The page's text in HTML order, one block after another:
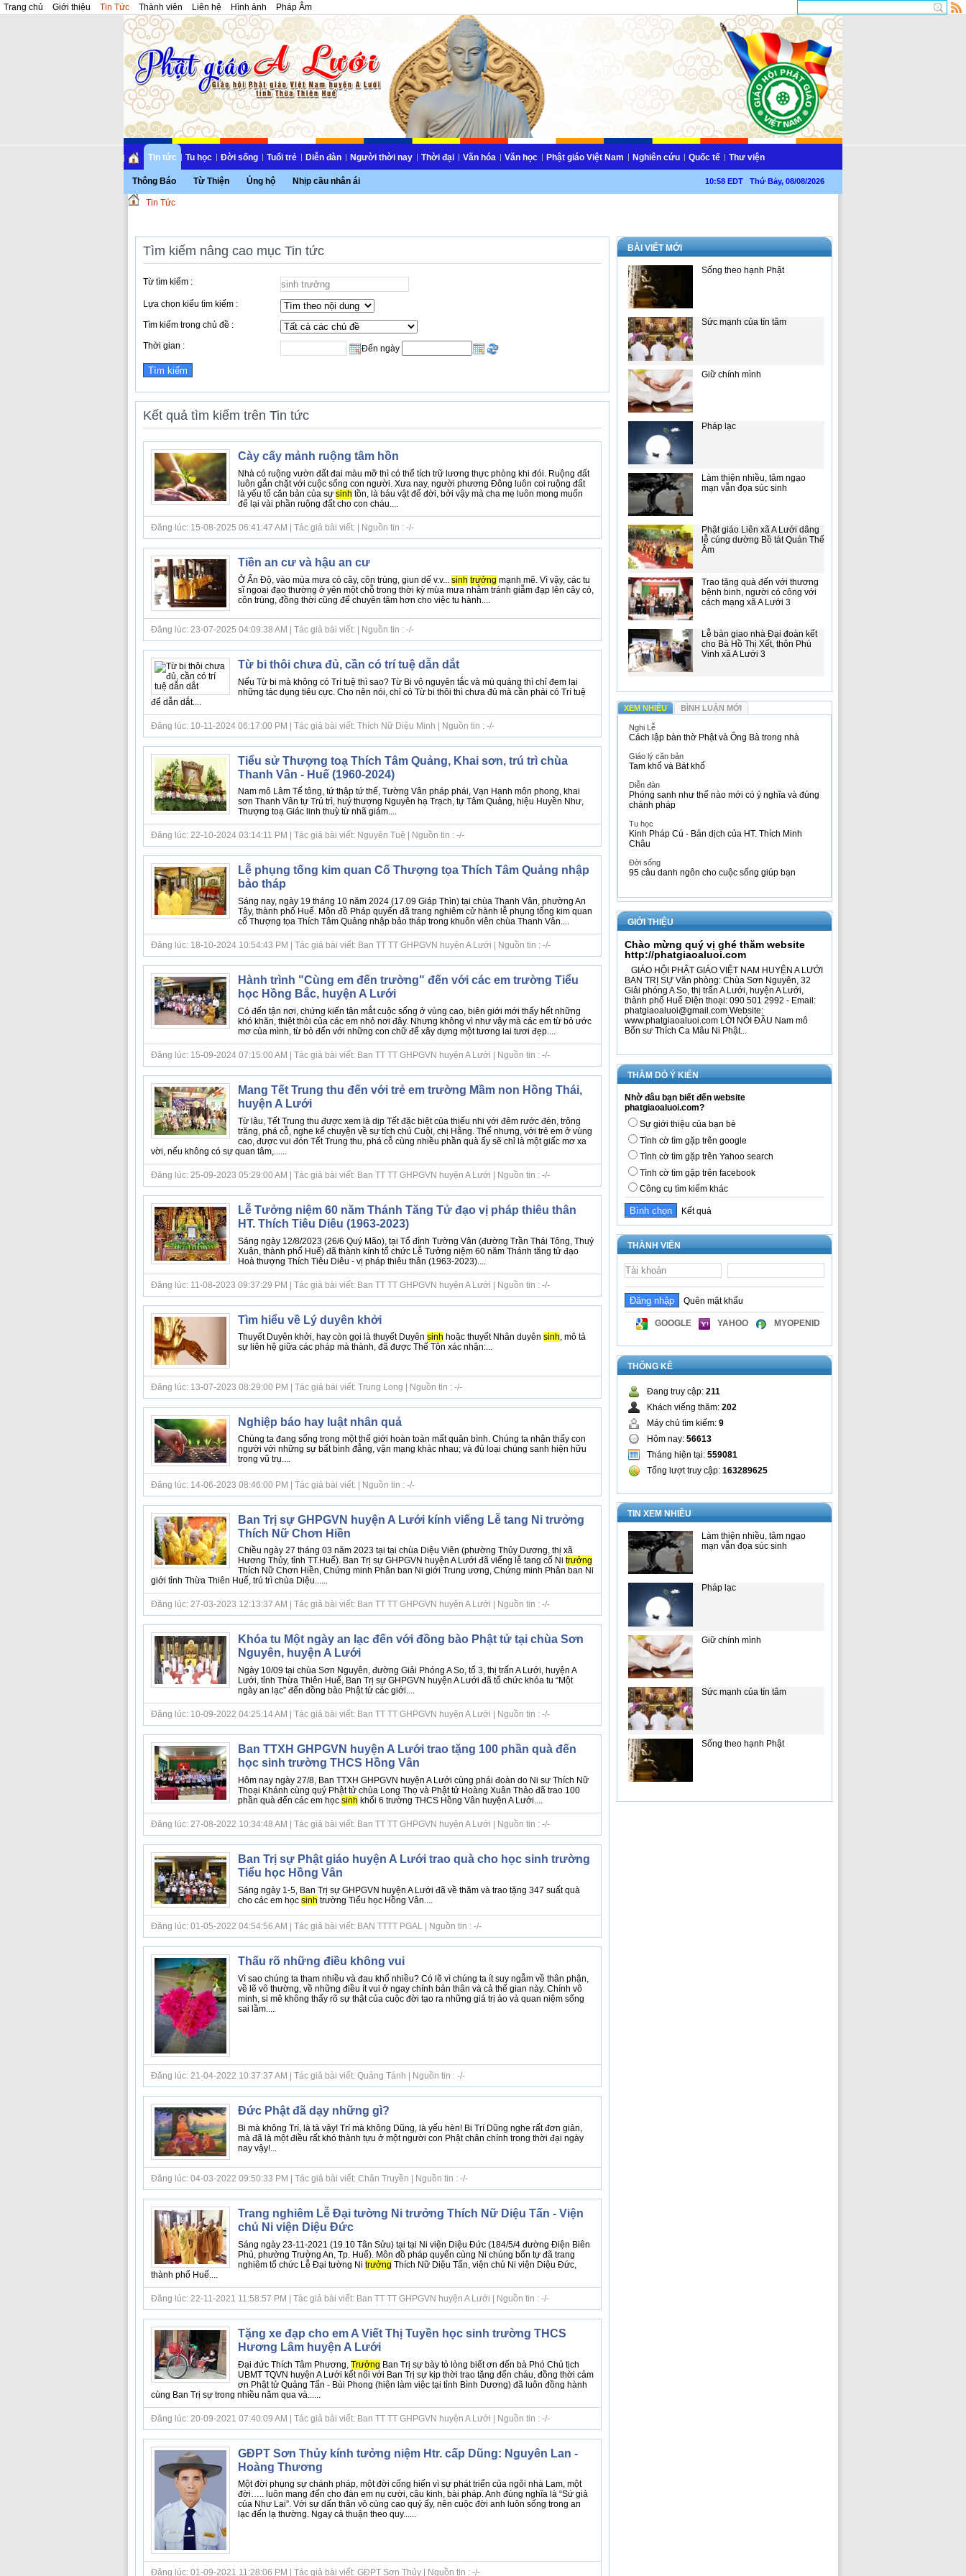
Trang chủ Giới thiệu Tin Tức Thành viên Liên hệ Hình ảnh Pháp Âm
Tin tức
Thông Báo Từ Thiện Ủng hộ Nhịp cầu nhân ái
Tu học Đời sống Tuổi trẻ Diễn đàn Người thời nay Thời đại Văn hóa Văn học Phật giáo Việt Nam Nghiên cứu Quốc tế Thư viện
10:58 EDT Thứ Bảy, 08/08/2026
Tin Tức
Tìm kiếm nâng cao mục Tin tức
Từ tìm kiếm :
Lựa chọn kiểu tìm kiếm :
Tìm kiếm trong chủ đề :
Thời gian : Đến ngày
Kết quả tìm kiếm trên Tin tức
Cày cấy mảnh ruộng tâm hồn
Nhà có ruộng vườn đất đai màu mỡ thì có thể tích trữ lương thực phòng khi đói. Ruộng đất
luôn gắn chặt với cuộc sống con người. Xưa nay, người phương Đông luôn coi ruộng đất
là yếu tố căn bản của sự sinh tồn, là báu vật để đời, bởi vậy mà cha mẹ luôn mong muốn
để lại vài phần ruộng đất cho con cháu....
Đăng lúc: 15-08-2025 06:41:47 AM | Tác giả bài viết: | Nguồn tin : -/-
Tiền an cư và hậu an cư
Ở Ấn Độ, vào mùa mưa cỏ cây, côn trùng, giun dế v.v... sinh trưởng mạnh mẽ. Vì vậy, các tu
sĩ ngoại đạo thường ở yên một chỗ trong thời kỳ mùa mưa nhằm tránh giẫm đạp lên cây cỏ,
côn trùng, đồng thời cũng để chuyên tâm hơn cho việc tu hành....
Đăng lúc: 23-07-2025 04:09:38 AM | Tác giả bài viết: | Nguồn tin : -/-
Từ bi thôi chưa đủ, cần có trí tuệ dẫn dắt
Nếu Từ bi mà không có Trí tuệ thì sao? Từ Bi vô nguyên tắc và mù quáng thì chỉ đem lại
những tác dụng tiêu cực. Cho nên nói, chỉ có Từ bi thôi thì chưa đủ mà cần phải có Trí tuệ
để dẫn dắt....
Đăng lúc: 10-11-2024 06:17:00 PM | Tác giả bài viết: Thích Nữ Diệu Minh | Nguồn tin : -/-
Tiểu sử Thượng toạ Thích Tâm Quảng, Khai sơn, trú trì chùa
Thanh Vân - Huế (1960-2024)
Nam mô Lâm Tế tông, tứ thập tứ thế, Tường Vân pháp phái, Vạn Hạnh môn phong, khai
sơn Thanh Vân tự Trú trì, huý thượng Nguyên hạ Trạch, tự Tâm Quảng, hiệu Huyền Như,
Thượng toạ Giác linh thuỳ từ nhã giám....
Đăng lúc: 22-10-2024 03:14:11 PM | Tác giả bài viết: Nguyên Tuệ | Nguồn tin : -/-
Lễ phụng tống kim quan Cố Thượng tọa Thích Tâm Quảng nhập
bảo tháp
Sáng nay, ngày 19 tháng 10 năm 2024 (17.09 Giáp Thìn) tại chùa Thanh Vân, phường An
Tây, thành phố Huế. Môn đồ Pháp quyến đã trang nghiêm cử hành lễ phụng tống kim quan
cố Thượng tọa Thích Tâm Quảng nhập bảo tháp trong khuôn viên chùa Thanh Vân....
Đăng lúc: 18-10-2024 10:54:43 PM | Tác giả bài viết: Ban TT TT GHPGVN huyện A Lưới | Nguồn tin : -/-
Hành trình "Cùng em đến trường" đến với các em trường Tiểu
học Hồng Bắc, huyện A Lưới
Có đến tận nơi, chứng kiến tận mắt cuộc sống ở vùng cao, biên giới mới thấy hết những
khó khăn, thiệt thòi của các em nhỏ nơi đây. Nhưng không vì như vậy mà các em từ bỏ ước
mơ của mình, từ bỏ đến với những con chữ để xây dựng một tương lai tươi đẹp....
Đăng lúc: 15-09-2024 07:15:00 AM | Tác giả bài viết: Ban TT TT GHPGVN huyện A Lưới | Nguồn tin : -/-
Mang Tết Trung thu đến với trẻ em trường Mầm non Hồng Thái,
huyện A Lưới
Từ lâu, Tết Trung thu được xem là dịp Tết đặc biệt của thiếu nhi với đêm rước đèn, trông
trăng, phá cỗ, nghe kể chuyện về sự tích chú Cuội, chị Hằng. Thế nhưng, với trẻ em ở vùng
cao, được vui đón Tết Trung thu, phá cỗ cùng nhiều phần quà ấy sẽ chỉ là một giấc mơ xa
vời, nếu không có sự quan tâm,......
Đăng lúc: 25-09-2023 05:29:00 AM | Tác giả bài viết: Ban TT TT GHPGVN huyện A Lưới | Nguồn tin : -/-
Lễ Tưởng niệm 60 năm Thánh Tăng Tử đạo vị pháp thiêu thân
HT. Thích Tiêu Diêu (1963-2023)
Sáng ngày 12/8/2023 (26/6 Quý Mão), tại Tổ đình Tường Vân (đường Trần Thái Tông, Thuỷ
Xuân, thành phố Huế) đã thành kính tổ chức Lễ Tưởng niệm 60 năm Thánh tăng tử đạo
Hoà thượng Thích Tiêu Diêu - vị pháp thiêu thân (1963-2023)....
Đăng lúc: 11-08-2023 09:37:29 PM | Tác giả bài viết: Ban TT TT GHPGVN huyện A Lưới | Nguồn tin : -/-
Tìm hiểu về Lý duyên khởi
Thuyết Duyên khởi, hay còn gọi là thuyết Duyên sinh hoặc thuyết Nhân duyên sinh, mô tả
sự liên hệ giữa các pháp mà thành, đã được Thế Tôn xác nhận:...
Đăng lúc: 13-07-2023 08:29:00 PM | Tác giả bài viết: Trung Long | Nguồn tin : -/-
Nghiệp báo hay luật nhân quả
Chúng ta đang sống trong một thế giới hoàn toàn mất quân bình. Chúng ta nhận thấy con
người với những sự bất bình đẳng, vận mạng khác nhau; và đủ loại chúng sanh hiện hữu
trong vũ trụ....
Đăng lúc: 14-06-2023 08:46:00 PM | Tác giả bài viết: | Nguồn tin : -/-
Ban Trị sự GHPGVN huyện A Lưới kính viếng Lễ tang Ni trưởng
Thích Nữ Chơn Hiền
Chiều ngày 27 tháng 03 năm 2023 tại tại chùa Diệu Viên (phường Thủy Dương, thị xã
Hương Thủy, tỉnh TT.Huế). Ban Trị sự GHPGVN huyện A Lưới đã viếng lễ tang cố Ni trưởng
Thích Nữ Chơn Hiền, Chứng minh Phân ban Ni giới Trung ương, Chứng minh Phân ban Ni
giới tỉnh Thừa Thiên Huế, trú trì chùa Diệu......
Đăng lúc: 27-03-2023 12:13:37 AM | Tác giả bài viết: Ban TT TT GHPGVN huyện A Lưới | Nguồn tin : -/-
Khóa tu Một ngày an lạc đến với đồng bào Phật tử tại chùa Sơn
Nguyên, huyện A Lưới
Ngày 10/09 tại chùa Sơn Nguyên, đường Giải Phóng A So, tổ 3, thị trấn A Lưới, huyện A
Lưới, tỉnh Thừa Thiên Huế, Ban Trị sự GHPGVN huyện A Lưới đã tổ chức khóa tu “Một
ngày an lạc” đến đồng bào Phật tử các giới....
Đăng lúc: 10-09-2022 04:25:14 AM | Tác giả bài viết: Ban TT TT GHPGVN huyện A Lưới | Nguồn tin : -/-
Ban TTXH GHPGVN huyện A Lưới trao tặng 100 phần quà đến
học sinh trường THCS Hồng Vân
Hôm nay ngày 27/8, Ban TTXH GHPGVN huyện A Lưới cùng phái đoàn do Ni sư Thích Nữ
Thoại Khánh cùng quý Phật tử chùa Long Thọ và Phật tử Hoàng Xuân Thảo đã trao 100
phần quà đến các em học sinh khối 6 trường THCS Hồng Vân huyện A Lưới....
Đăng lúc: 27-08-2022 10:34:48 AM | Tác giả bài viết: Ban TT TT GHPGVN huyện A Lưới | Nguồn tin : -/-
Ban Trị sự Phật giáo huyện A Lưới trao quà cho học sinh trường
Tiểu học Hồng Vân
Sáng ngày 1-5, Ban Trị sự GHPGVN huyện A Lưới đã về thăm và trao tặng 347 suất quà
cho các em học sinh trường Tiểu học Hồng Vân....
Đăng lúc: 01-05-2022 04:54:56 AM | Tác giả bài viết: BAN TTTT PGAL | Nguồn tin : -/-
Thấu rõ những điều không vui
Vì sao chúng ta tham nhiều và đau khổ nhiều? Có lẽ vì chúng ta ít suy ngẫm về thân phận,
về lẽ vô thường, về những điều ít vui ở ngay chính bản thân và cả thế gian này. Chính vô
minh, si mê không thấy rõ sự thật của cuộc đời tạo ra những giá trị ảo và quan niệm sống
sai lầm....
Đăng lúc: 21-04-2022 10:37:37 AM | Tác giả bài viết: Quảng Tánh | Nguồn tin : -/-
Đức Phật đã dạy những gì?
Bi mà không Trí, là tà vậy! Trí mà không Dũng, là yếu hèn! Bi Trí Dũng nghe rất đơn giản,
mà đã là một điều rất khó thành tựu ở một người con Phật chân chính trong thời đại ngày
nay vậy!...
Đăng lúc: 04-03-2022 09:50:33 PM | Tác giả bài viết: Chân Truyền | Nguồn tin : -/-
Trang nghiêm Lễ Đại tường Ni trưởng Thích Nữ Diệu Tấn - Viện
chủ Ni viện Diệu Đức
Sáng ngày 23-11-2021 (19.10 Tân Sửu) tại tại Ni viện Diệu Đức (184/5/4 đường Điện Biên
Phủ, phường Trường An, Tp. Huế). Môn đồ pháp quyến cùng Ni chúng bổn tự đã trang
nghiêm tổ chức Lễ Đại tường Ni trưởng Thích Nữ Diệu Tấn, viện chủ Ni viện Diệu Đức,
thành phố Huế....
Đăng lúc: 22-11-2021 11:58:57 PM | Tác giả bài viết: Ban TT TT GHPGVN huyện A Lưới | Nguồn tin : -/-
Tặng xe đạp cho em A Viết Thị Tuyền học sinh trường THCS
Hương Lâm huyện A Lưới
Đại đức Thích Tâm Phương, Trưởng Ban Trị sự bày tỏ lòng biết ơn đến bà Phó Chủ tịch
UBMT TQVN huyện A Lưới kết nối với Ban Trị sự kịp thời trao tặng đến cháu, đồng thời cảm
ơn Phật tử Quảng Tấn - Bùi Phong (hiện làm việc tại tỉnh Bình Dương) đã luôn đồng hành
cùng Ban Trị sự trong nhiều năm qua và......
Đăng lúc: 20-09-2021 07:40:09 AM | Tác giả bài viết: Ban TT TT GHPGVN huyện A Lưới | Nguồn tin : -/-
GĐPT Sơn Thủy kính tưởng niệm Htr. cấp Dũng: Nguyên Lan -
Hoàng Thương
Một đời phụng sự chánh pháp, một đời cống hiến vì sự phát triển của ngôi nhà Lam, một
đời….. luôn mang đến cho đàn em nụ cười, câu kinh, bài pháp. Anh đúng nghĩa là “Sứ giả
của Như Lai”. Với sự dấn thân vô cùng cao quý ấy, nên cuộc đời anh luôn sống trong an
lạc đến lạ thường. Ngay cả thuận theo quy......
Đăng lúc: 01-09-2021 11:28:06 PM | Tác giả bài viết: GĐPT Sơn Thủy | Nguồn tin : -/-
BÀI VIẾT MỚI
Sống theo hạnh Phật
Sức mạnh của tín tâm
Giữ chính mình
Pháp lạc
Làm thiện nhiều, tâm ngạo
mạn vẫn đọa súc sinh
Phật giáo Liên xã A Lưới dâng
lễ cúng dường Bồ tát Quán Thế
Âm
Trao tặng quà đến với thương
bệnh binh, người có công với
cách mạng xã A Lưới 3
Lễ bàn giao nhà Đại đoàn kết
cho Bà Hồ Thị Xết, thôn Phú
Vinh xã A Lưới 3
XEM NHIỀU BÌNH LUẬN MỚI
Nghi Lễ
Cách lập bàn thờ Phật và Ông Bà trong nhà
Giáo lý căn bản
Tam khổ và Bát khổ
Diễn đàn
Phóng sanh như thế nào mới có ý nghĩa và đúng
chánh pháp
Tu học
Kinh Pháp Cú - Bản dịch của HT. Thích Minh
Châu
Đời sống
95 câu danh ngôn cho cuộc sống giúp bạn
GIỚI THIỆU
Chào mừng quý vị ghé thăm website
http://phatgiaoaluoi.com
GIÁO HỘI PHẬT GIÁO VIỆT NAM HUYỆN A LƯỚI
BAN TRỊ SỰ Văn phòng: Chùa Sơn Nguyên, 32
Giải phóng A So, thị trấn A Lưới, huyện A Lưới,
thành phố Huế Điện thoại: 090 501 2992 - Email:
phatgiaoaluoi@gmail.com Website:
www.phatgiaoaluoi.com LỜI NÓI ĐẦU Nam mô
Bổn sư Thích Ca Mâu Ni Phật...
THĂM DÒ Ý KIẾN
Nhờ đâu bạn biết đến website
phatgiaoaluoi.com?
Sự giới thiệu của bạn bè
Tình cờ tìm gặp trên google
Tình cờ tìm gặp trên Yahoo search
Tình cờ tìm gặp trên facebook
Công cụ tìm kiếm khác
Kết quả
THÀNH VIÊN
Quên mật khẩu
GOOGLE YAHOO MYOPENID
THỐNG KÊ
Đang truy cập: 211
Khách viếng thăm: 202
Máy chủ tìm kiếm: 9
Hôm nay: 56613
Tháng hiện tại: 559081
Tổng lượt truy cập: 163289625
TIN XEM NHIỀU
Làm thiện nhiều, tâm ngạo
mạn vẫn đọa súc sinh
Pháp lạc
Giữ chính mình
Sức mạnh của tín tâm
Sống theo hạnh Phật